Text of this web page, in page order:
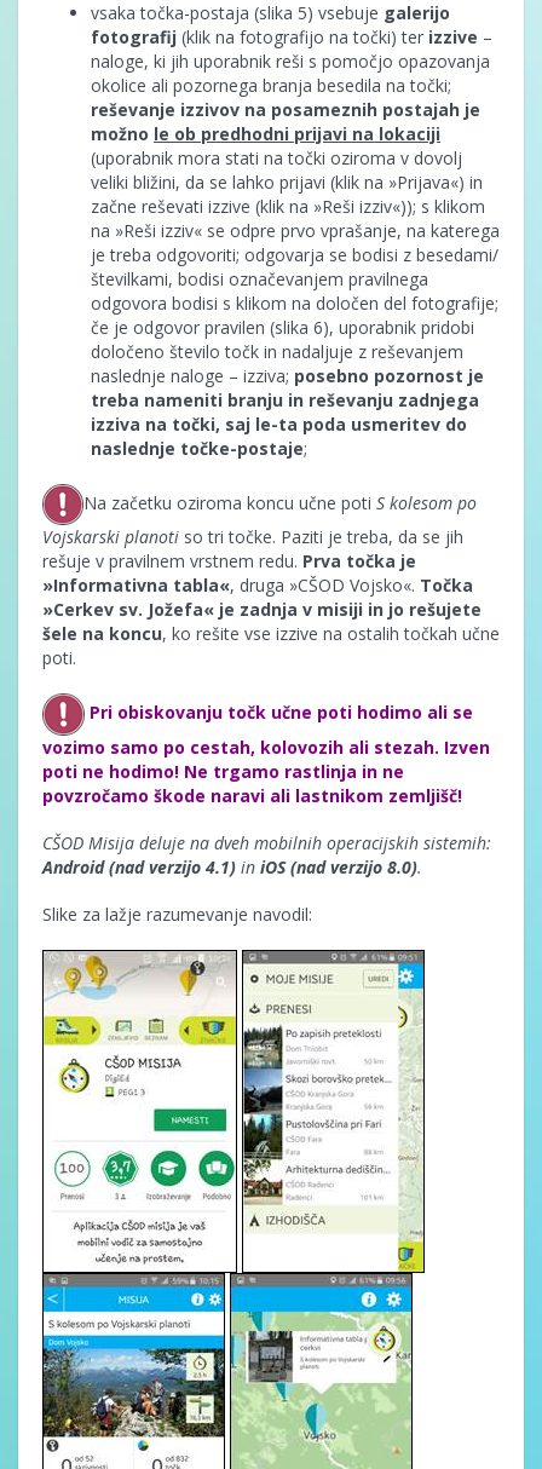
vsaka točka-postaja (slika 5) vsebuje galerijo
fotografij (klik na fotografijo na točki) ter izzive –
naloge, ki jih uporabnik reši s pomočjo opazovanja
okolice ali pozornega branja besedila na točki;
reševanje izzivov na posameznih postajah je
možno le ob predhodni prijavi na lokaciji
(uporabnik mora stati na točki oziroma v dovolj
veliki bližini, da se lahko prijavi (klik na »Prijava«) in
začne reševati izzive (klik na »Reši izziv«)); s klikom
na »Reši izziv« se odpre prvo vprašanje, na katerega
je treba odgovoriti; odgovarja se bodisi z besedami/
številkami, bodisi označevanjem pravilnega
odgovora bodisi s klikom na določen del fotografije;
če je odgovor pravilen (slika 6), uporabnik pridobi
določeno število točk in nadaljuje z reševanjem
naslednje naloge – izziva; posebno pozornost je
treba nameniti branju in reševanju zadnjega
izziva na točki, saj le-ta poda usmeritev do
naslednje točke-postaje;
Na začetku oziroma koncu učne poti S kolesom po
Vojskarski planoti so tri točke. Paziti je treba, da se jih
rešuje v pravilnem vrstnem redu. Prva točka je
»Informativna tabla«, druga »CŠOD Vojsko«. Točka
»Cerkev sv. Jožefa« je zadnja v misiji in jo rešujete
šele na koncu, ko rešite vse izzive na ostalih točkah učne
poti.
Pri obiskovanju točk učne poti hodimo ali se
vozimo samo po cestah, kolovozih ali stezah. Izven
poti ne hodimo! Ne trgamo rastlinja in ne
povzročamo škode naravi ali lastnikom zemljišč!
CŠOD Misija deluje na dveh mobilnih operacijskih sistemih:
Android (nad verzijo 4.1) in iOS (nad verzijo 8.0).
Slike za lažje razumevanje navodil: